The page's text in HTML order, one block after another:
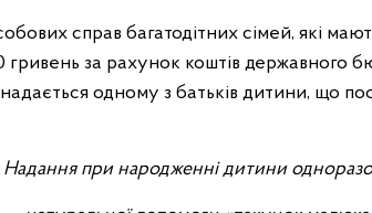
справ багатодітних сімей, які
гривень за рахунок коштів державного
одному з батьків дитини, що
Надання при народженні дитини